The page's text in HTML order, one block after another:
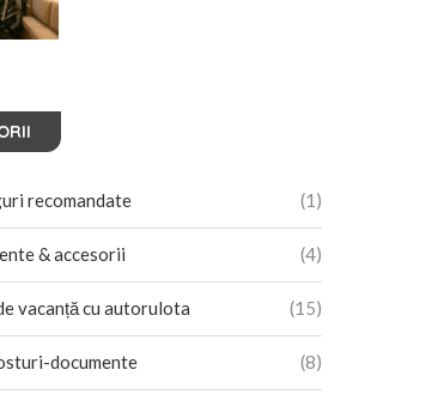
în Europa
3, 2026
recomandate (1)
& accesorii (4)
vacanță cu autorulota (15)
documente (8)